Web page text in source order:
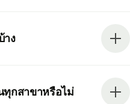
าง
ทุกสาขาหรือไม่